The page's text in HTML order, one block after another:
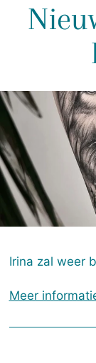
Irina zal weer
Meer